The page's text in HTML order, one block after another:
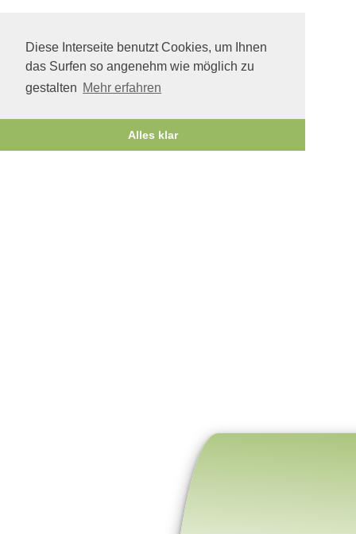
Diese Interseite benutzt Cookies, um Ihnen
das Surfen so angenehm wie möglich zu
gestalten Mehr erfahren
Alles klar